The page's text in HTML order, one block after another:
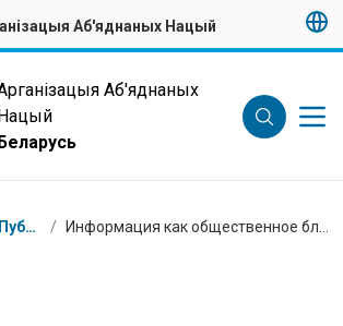
Аб'яднаных Нацый
Аб'яднаных
Публікацыі /